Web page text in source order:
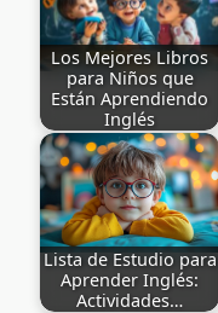
Los Mejores Libros
para Niños que
Están Aprendiendo
Inglés
Lista de Estudio para
Aprender Inglés:
Actividades…